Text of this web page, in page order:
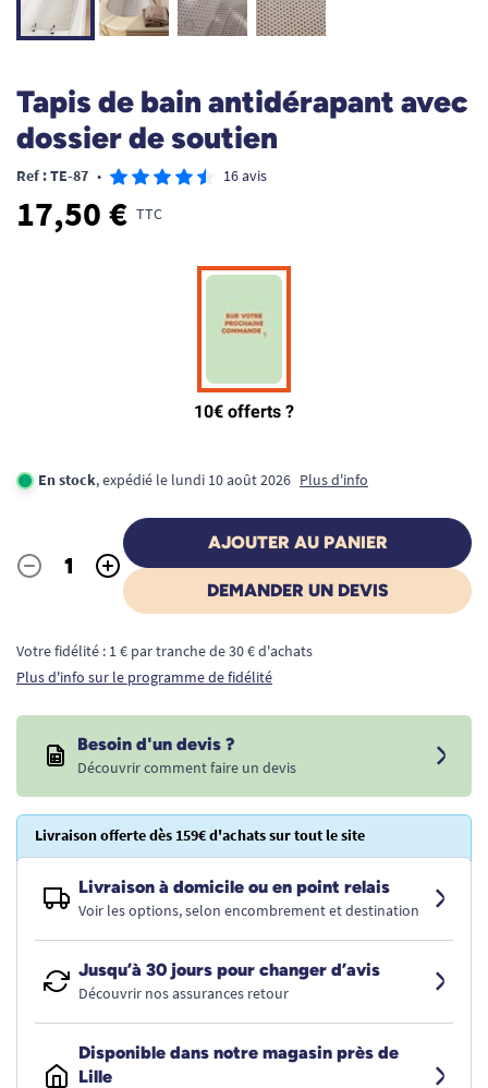
Tapis de bain antidérapant avec
dossier de soutien
Ref : TE-87 • 16 avis
17,50 € TTC
En stock, expédié le lundi 10 août 2026 Plus d'info
Quantité
- +
AJOUTER AU PANIER
DEMANDER UN DEVIS
Votre fidélité : 1 € par tranche de 30 € d'achats
Plus d'info sur le programme de fidélité
Besoin d'un devis ?
Découvrir comment faire un devis
Livraison offerte dès 159€ d'achats sur tout le site
Livraison à domicile ou en point relais
Voir les options, selon encombrement et destination
Jusqu’à 30 jours pour changer d’avis
Découvrir nos assurances retour
Disponible dans notre magasin près de
Lille